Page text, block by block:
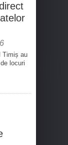
Timiș au
locuri